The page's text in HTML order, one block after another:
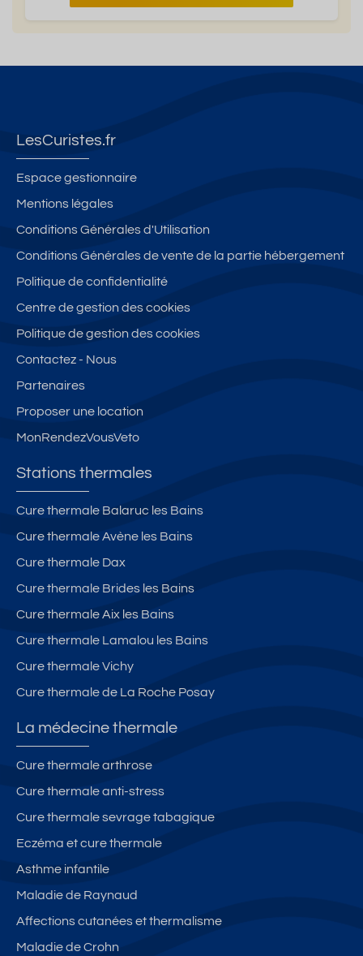
LesCuristes.fr
Espace gestionnaire
Mentions légales
Conditions Générales d'Utilisation
Conditions Générales de vente de la partie hébergement
Politique de confidentialité
Centre de gestion des cookies
Politique de gestion des cookies
Contactez - Nous
Partenaires
Proposer une location
MonRendezVousVeto
Stations thermales
Cure thermale Balaruc les Bains
Cure thermale Avène les Bains
Cure thermale Dax
Cure thermale Brides les Bains
Cure thermale Aix les Bains
Cure thermale Lamalou les Bains
Cure thermale Vichy
Cure thermale de La Roche Posay
La médecine thermale
Cure thermale arthrose
Cure thermale anti-stress
Cure thermale sevrage tabagique
Eczéma et cure thermale
Asthme infantile
Maladie de Raynaud
Affections cutanées et thermalisme
Maladie de Crohn